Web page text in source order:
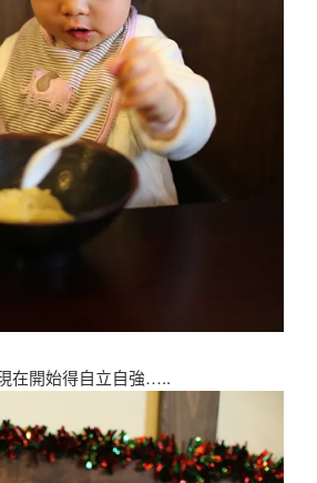
在開始得自立自強…..